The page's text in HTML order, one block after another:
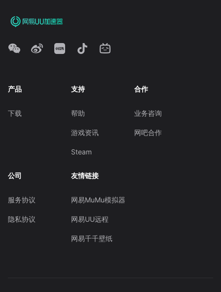
产品
下载
支持
帮助
游戏资讯
Steam
合作
业务咨询
网吧合作
公司
服务协议
隐私协议
友情链接
网易MuMu模拟器
网易UU远程
网易千千壁纸